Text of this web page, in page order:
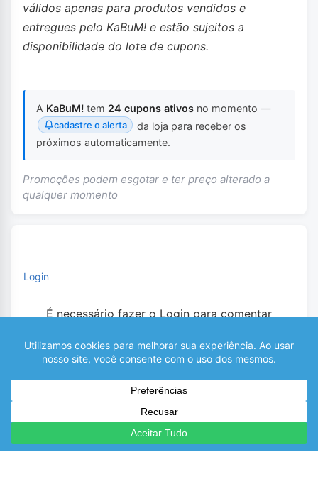
válidos apenas para produtos vendidos e
entregues pelo KaBuM! e estão sujeitos a
disponibilidade do lote de cupons.
A KaBuM! tem 24 cupons ativos no momento —
cadastre o alerta
da loja para receber os
próximos automaticamente.
Promoções podem esgotar e ter preço alterado a
qualquer momento
Login
É necessário fazer o Login para comentar
0 COMENTÁRIOS